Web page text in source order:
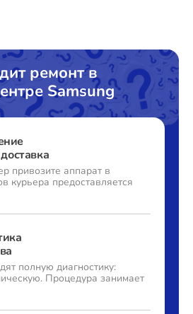
ремонт в
Samsung
привозите аппарат в
курьера предоставляется
полную диагностику:
Процедура занимает